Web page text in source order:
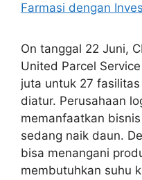
On tanggal 22 Juni,
United Parcel
juta untuk 27
diatur. Perusahaan
memanfaatkan
sedang naik daun.
bisa menangani
membutuhkan suhu